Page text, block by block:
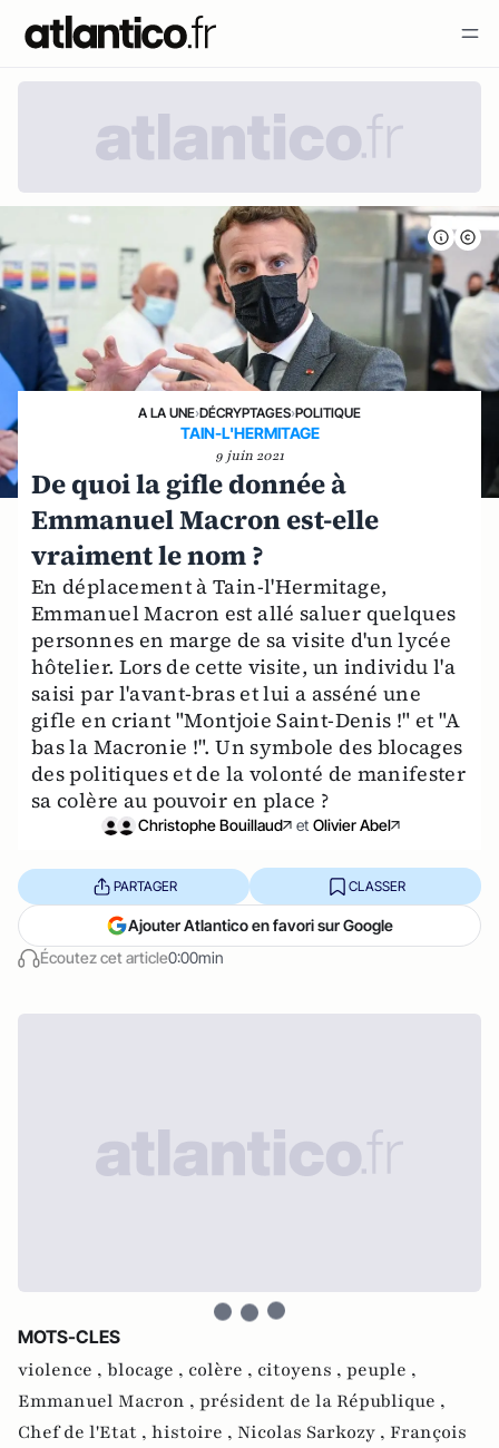
A LA UNE›DÉCRYPTAGES›POLITIQUE
TAIN-L'HERMITAGE
9 juin 2021
De quoi la gifle donnée à
Emmanuel Macron est-elle
vraiment le nom ?
En déplacement à Tain-l'Hermitage,
Emmanuel Macron est allé saluer quelques
personnes en marge de sa visite d'un lycée
hôtelier. Lors de cette visite, un individu l'a
saisi par l'avant-bras et lui a asséné une
gifle en criant "Montjoie Saint-Denis !" et "A
bas la Macronie !". Un symbole des blocages
des politiques et de la volonté de manifester
sa colère au pouvoir en place ?
Christophe Bouillaud et Olivier Abel
Écoutez cet article0:00min
PARTAGER CLASSER
Ajouter Atlantico en favori sur Google
MOTS-CLES
violence , blocage , colère , citoyens , peuple ,
Emmanuel Macron , président de la République ,
Chef de l'Etat , histoire , Nicolas Sarkozy , François